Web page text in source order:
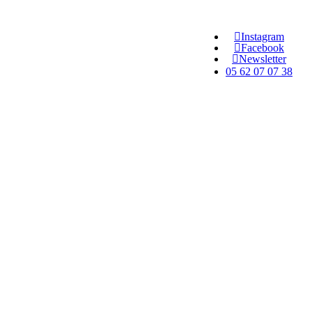
Instagram
Facebook
Newsletter
05 62 07 07 38